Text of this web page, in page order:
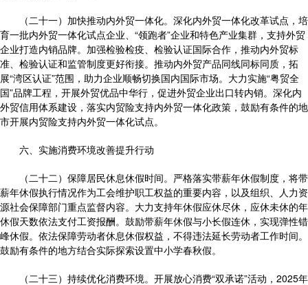
（二十一）加快推动内外贸一体化。深化内外贸一体化改革试点，培
育一批内外贸一体化试点企业、“领跑者”企业和特色产业集群，支持外贸
企业打造内销品牌。加强检验检疫、检验认证国际合作，推动内外贸标
准、检验认证和监管制度更好衔接。推动内外贸产品同线同标同质，拓
展“湾区认证”范围，助力企业顺畅切换国内国际市场。大力实施“粤贸全
国”品牌工程，开展外贸优品中华行，促进外贸企业出口转内销。深化内
外贸信用体系建设，落实内贸险支持内外贸一体化政策，鼓励有条件的地
市开展内贸险支持内外贸一体化试点。
六、实施消费环境改善提升行动
（二十二）保障居民休息休假时间。严格落实带薪年休假制度，将带
薪年休假执行情况作为工会维护职工权益的重要内容，以及组织、人力资
源社会保障部门重点监督内容。大力支持年休假应休尽休，应休未休的年
休假天数依法支付工资报酬。鼓励带薪年休假与小长假连休，实现弹性错
峰休假。依法保障劳动者休息休假权益，不得违法延长劳动者工作时间。
鼓励有条件的地方结合实际探索设置中小学春秋假。
（二十三）持续优化消费环境。开展放心消费“双承诺”活动，2025年